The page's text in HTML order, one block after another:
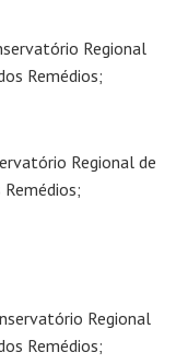
Regional
Remédios;
Regional de
Regional
Remédios;